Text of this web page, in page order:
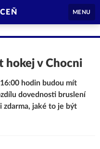
MENU
hokej v Chocni
hodin budou mít
dovednosti bruslení
zdarma, jaké to je být